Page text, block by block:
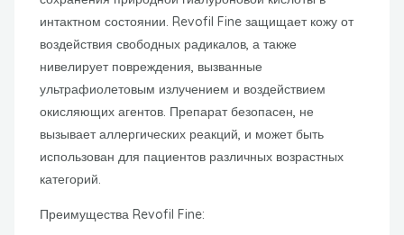
интактном состоянии. Revofil Fine защищает кожу от
воздействия свободных радикалов, а также
нивелирует повреждения, вызванные
ультрафиолетовым излучением и воздействием
окисляющих агентов. Препарат безопасен, не
вызывает аллергических реакций, и может быть
использован для пациентов различных возрастных
категорий.
Преимущества Revofil Fine: